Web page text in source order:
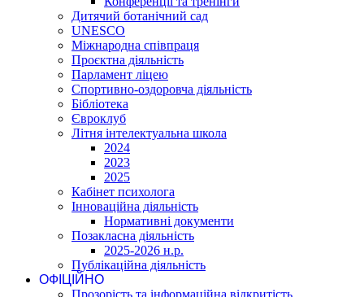
Дитячий ботанічний сад
UNESCO
Міжнародна співпраця
Проєктна діяльність
Парламент ліцею
Спортивно-оздоровча діяльність
Бібліотека
Євроклуб
Літня інтелектуальна школа
2024
2023
2025
Кабінет психолога
Інноваційна діяльність
Нормативні документи
Позакласна діяльність
2025-2026 н.р.
Публікаційна діяльність
ОФІЦІЙНО
Прозорість та інформаційна відкритість